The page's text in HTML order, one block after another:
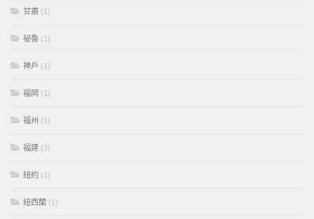
甘肅 (1)
祕魯 (1)
神戶 (1)
福岡 (1)
福州 (1)
福建 (3)
紐約 (1)
紐西蘭 (1)